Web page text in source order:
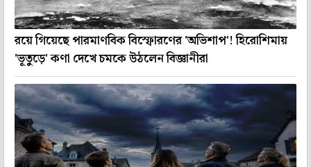
রয়ে গিয়েছে পারমাণবিক বিস্ফোরণের 'অভিশাপ'! হিরোশিমায়
'ভূতুড়ে' কণা দেখে চমকে উঠলেন বিজ্ঞানীরা